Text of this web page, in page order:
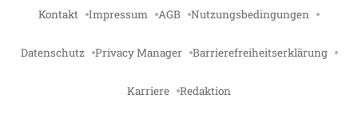
Kontakt Impressum AGB Nutzungsbedingungen
Datenschutz Privacy Manager Barrierefreiheitserklärung
Karriere Redaktion